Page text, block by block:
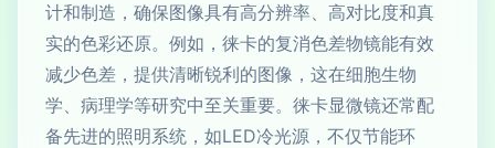
计和制造，确保图像具有高分辨率、高对比度和真
实的色彩还原。例如，徕卡的复消色差物镜能有效
减少色差，提供清晰锐利的图像，这在细胞生物
学、病理学等研究中至关重要。徕卡显微镜还常配
备先进的照明系统，如LED冷光源，不仅节能环